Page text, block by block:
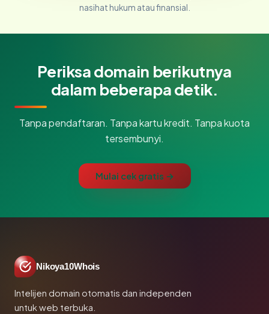
nasihat hukum atau finansial.
Periksa domain berikutnya
dalam beberapa detik.
Tanpa pendaftaran. Tanpa kartu kredit. Tanpa kuota
tersembunyi.
Mulai cek gratis →
Nikoya10Whois
Intelijen domain otomatis dan independen
untuk web terbuka.